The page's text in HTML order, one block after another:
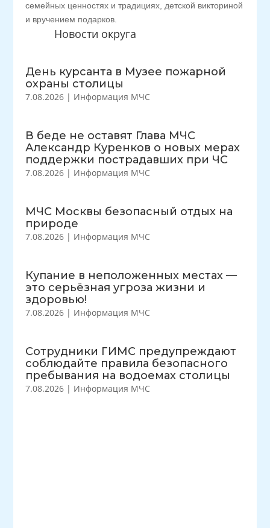
Новости округа
День курсанта в Музее пожарной
охраны столицы
7.08.2026 | Информация МЧС
В беде не оставят Глава МЧС
Александр Куренков о новых мерах
поддержки пострадавших при ЧС
7.08.2026 | Информация МЧС
МЧС Москвы безопасный отдых на
природе
7.08.2026 | Информация МЧС
Купание в неположенных местах —
это серьёзная угроза жизни и
здоровью!
7.08.2026 | Информация МЧС
Сотрудники ГИМС предупреждают
соблюдайте правила безопасного
пребывания на водоемах столицы
7.08.2026 | Информация МЧС
семейных ценностях и традициях, детской викториной
и вручением подарков.